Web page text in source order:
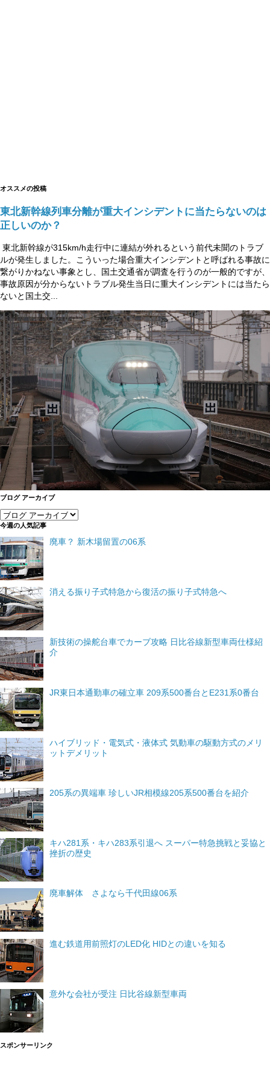
オススメの投稿
東北新幹線列車分離が重大インシデントに当たらないのは
正しいのか？
東北新幹線が315km/h走行中に連結が外れるという前代未聞のトラブ
ルが発生しました。こういった場合重大インシデントと呼ばれる事故に
繋がりかねない事象とし、国土交通省が調査を行うのが一般的ですが、
事故原因が分からないトラブル発生当日に重大インシデントには当たら
ないと国土交...
ブログ アーカイブ
今週の人気記事
廃車？ 新木場留置の06系
消える振り子式特急から復活の振り子式特急へ
新技術の操舵台車でカーブ攻略 日比谷線新型車両仕様紹
介
JR東日本通勤車の確立車 209系500番台とE231系0番台
ハイブリッド・電気式・液体式 気動車の駆動方式のメリ
ットデメリット
205系の異端車 珍しいJR相模線205系500番台を紹介
キハ281系・キハ283系引退へ スーパー特急挑戦と妥協と
挫折の歴史
廃車解体 さよなら千代田線06系
進む鉄道用前照灯のLED化 HIDとの違いを知る
意外な会社が受注 日比谷線新型車両
スポンサーリンク